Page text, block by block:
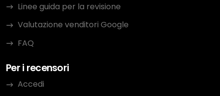
Linee guida per la revisione
Valutazione venditori Google
FAQ
Per i recensori
Accedi